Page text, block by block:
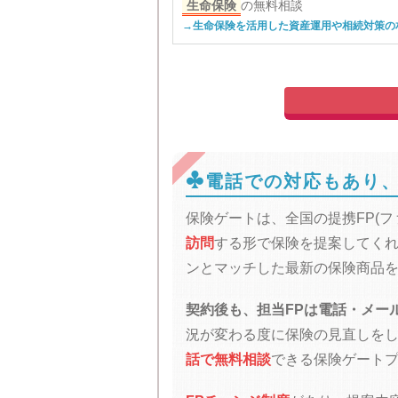
生命保険 の無料相談
→生命保険を活用した資産運用や相続対策の
 電話での対応もあり
保険ゲートは、全国の提携FP(
訪問する形で保険を提案してく
ンとマッチした最新の保険商品
契約後も、担当FPは電話・メー
況が変わる度に保険の見直しを
話で無料相談できる保険ゲート